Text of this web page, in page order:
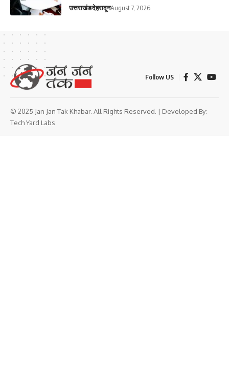
उत्तराखंडदेहरादूनAugust 7, 2026
Follow US
© 2025 Jan Jan Tak Khabar. All Rights Reserved. | Developed By:
Tech Yard Labs